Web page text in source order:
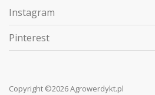
Instagram
Pinterest
Copyright ©2026 Agrowerdykt.pl